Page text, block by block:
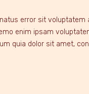
error sit
enim ipsam
quia dolor sit amet,